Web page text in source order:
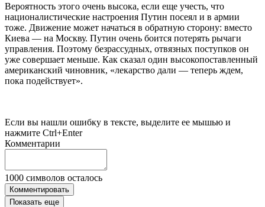
Вероятность этого очень высока, если еще учесть, что
националистические настроения Путин посеял и в армии
тоже. Движение может начаться в обратную сторону: вместо
Киева — на Москву. Путин очень боится потерять рычаги
управления. Поэтому безрассудных, отвязных поступков он
уже совершает меньше. Как сказал один высокопоставленный
американский чиновник, «лекарство дали — теперь ждем,
пока подействует».
Если вы нашли ошибку в тексте, выделите ее мышью и
нажмите Ctrl+Enter
Комментарии
1000 символов осталось
Комментировать
Показать еще